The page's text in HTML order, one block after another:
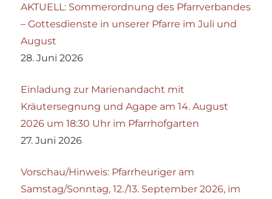
AKTUELL: Sommerordnung des Pfarrverbandes
– Gottesdienste in unserer Pfarre im Juli und
August
28. Juni 2026
Einladung zur Marienandacht mit
Kräutersegnung und Agape am 14. August
2026 um 18:30 Uhr im Pfarrhofgarten
27. Juni 2026
Vorschau/Hinweis: Pfarrheuriger am
Samstag/Sonntag, 12./13. September 2026, im